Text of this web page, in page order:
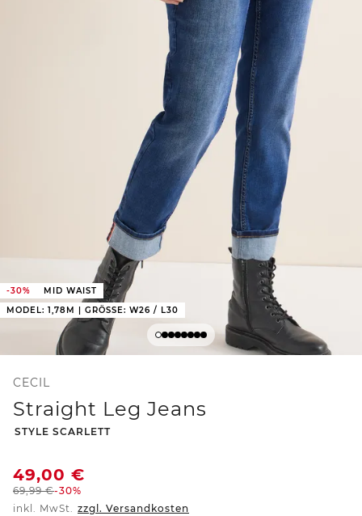
-30%
MID WAIST
MODEL: 1,78M | GRÖSSE: W26 / L30
CECIL
Straight Leg Jeans
-
STYLE SCARLETT
49,00 €
69,99€-30%
inkl. MwSt. zzgl. Versandkosten